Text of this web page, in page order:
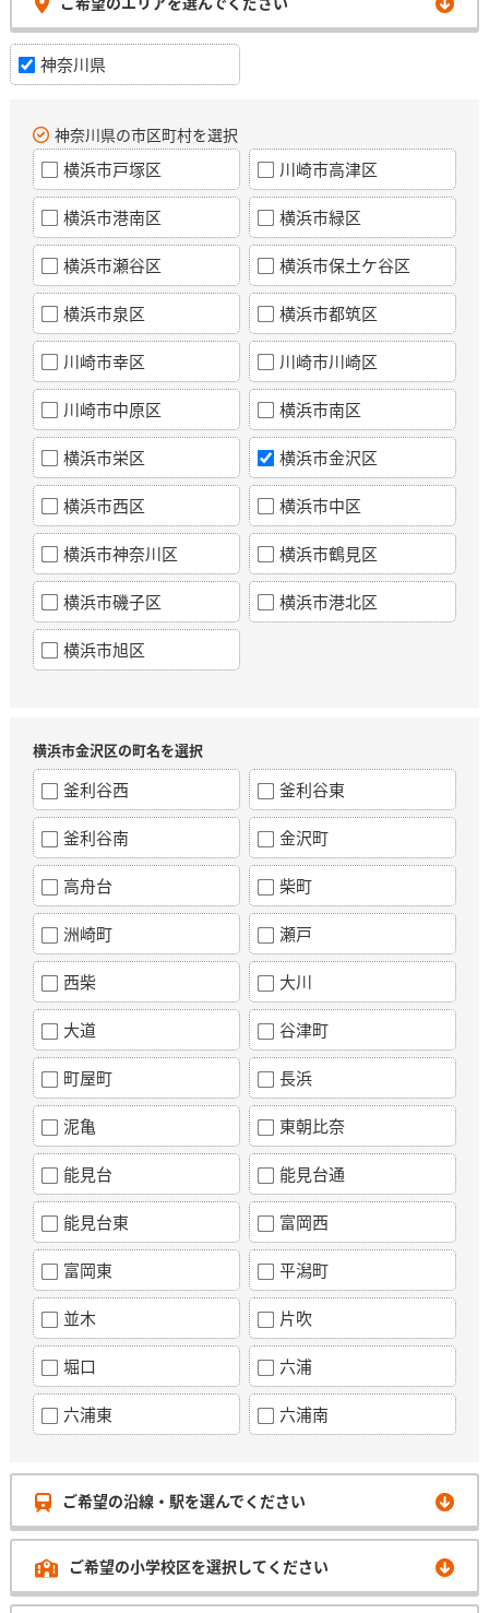
神奈川県
神奈川県の市区町村を選択
横浜市戸塚区 川崎市高津区
横浜市港南区 横浜市緑区
横浜市瀬谷区 横浜市保土ケ谷区
横浜市泉区 横浜市都筑区
川崎市幸区 川崎市川崎区
川崎市中原区 横浜市南区
横浜市栄区 横浜市金沢区
横浜市西区 横浜市中区
横浜市神奈川区 横浜市鶴見区
横浜市磯子区 横浜市港北区
横浜市旭区
横浜市金沢区の町名を選択
釜利谷西 釜利谷東
釜利谷南 金沢町
高舟台 柴町
洲崎町 瀬戸
西柴 大川
大道 谷津町
町屋町 長浜
泥亀 東朝比奈
能見台 能見台通
能見台東 富岡西
富岡東 平潟町
並木 片吹
堀口 六浦
六浦東 六浦南
ご希望の沿線・駅を選んでください
ご希望の小学校区を選択してください